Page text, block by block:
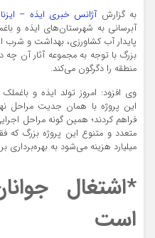
به گزارشآژانس خبری ایذه – ایزنا
آبرسانی به شهرستان‌های ایذه و
پایدار آب کشاورزی، بهداشت و شرب
بزرگ با توجه به مجموعه آثار آن
منطقه را دگرگون می‌کند.
وی افزود: امروز تولد ایذه و
این پروژه با همان جدیت مراحل
میلیارد هزینه می‌شود به بهره‌برداری
*اشتغال
است